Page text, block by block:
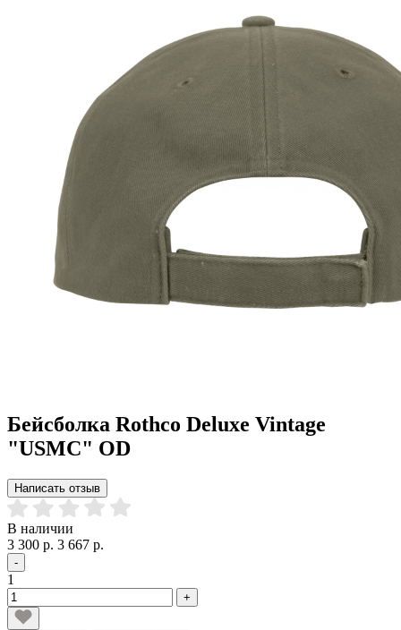
Бейсболка Rothco Deluxe Vintage
"USMC" OD
Написать отзыв
В наличии
3 300 р. 3 667 р.
-
1
+